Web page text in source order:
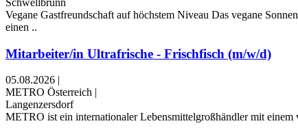
Schwellbrunn
Vegane Gastfreundschaft auf höchstem Niveau Das vegane
einen ..
Mitarbeiter/in Ultrafrische - Frischfisch (m/w/d)
05.08.2026
METRO Österreich
Langenzersdorf
METRO ist ein internationaler Lebensmittelgroßhändler mit